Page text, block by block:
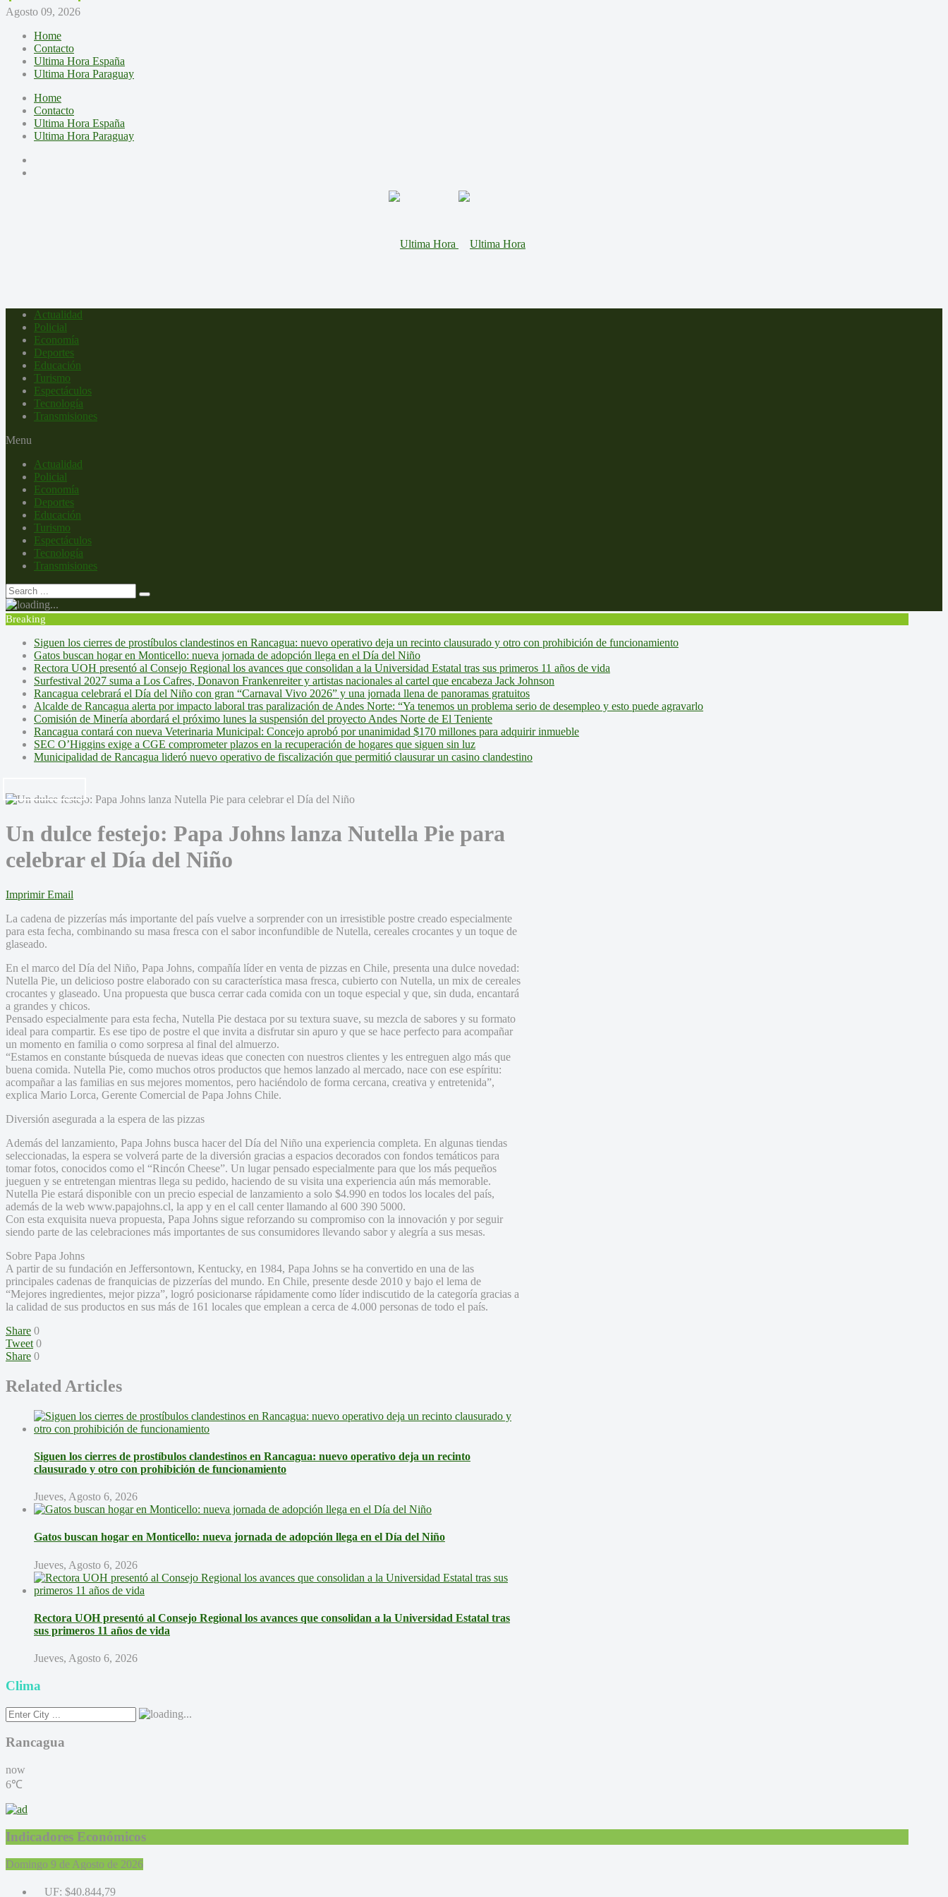
Agosto 09, 2026
Home
Contacto
Ultima Hora España
Ultima Hora Paraguay
Home
Contacto
Ultima Hora España
Ultima Hora Paraguay
Actualidad
Policial
Economía
Deportes
Educación
Turismo
Espectáculos
Tecnología
Transmisiones
Menu
Actualidad
Policial
Economía
Deportes
Educación
Turismo
Espectáculos
Tecnología
Transmisiones
Breaking
Siguen los cierres de prostíbulos clandestinos en Rancagua: nuevo operativo deja un recinto clausurado y otro con prohibición de funcionamiento
Gatos buscan hogar en Monticello: nueva jornada de adopción llega en el Día del Niño
Rectora UOH presentó al Consejo Regional los avances que consolidan a la Universidad Estatal tras sus primeros 11 años de vida
Surfestival 2027 suma a Los Cafres, Donavon Frankenreiter y artistas nacionales al cartel que encabeza Jack Johnson
Rancagua celebrará el Día del Niño con gran “Carnaval Vivo 2026” y una jornada llena de panoramas gratuitos
Alcalde de Rancagua alerta por impacto laboral tras paralización de Andes Norte: “Ya tenemos un problema serio de desempleo y esto puede agravarlo
Comisión de Minería abordará el próximo lunes la suspensión del proyecto Andes Norte de El Teniente
Rancagua contará con nueva Veterinaria Municipal: Concejo aprobó por unanimidad $170 millones para adquirir inmueble
SEC O’Higgins exige a CGE comprometer plazos en la recuperación de hogares que siguen sin luz
Municipalidad de Rancagua lideró nuevo operativo de fiscalización que permitió clausurar un casino clandestino
Un dulce festejo: Papa Johns lanza Nutella Pie para
celebrar el Día del Niño
Imprimir Email
La cadena de pizzerías más importante del país vuelve a sorprender con un irresistible postre creado especialmente
para esta fecha, combinando su masa fresca con el sabor inconfundible de Nutella, cereales crocantes y un toque de
glaseado.
En el marco del Día del Niño, Papa Johns, compañía líder en venta de pizzas en Chile, presenta una dulce novedad:
Nutella Pie, un delicioso postre elaborado con su característica masa fresca, cubierto con Nutella, un mix de cereales
crocantes y glaseado. Una propuesta que busca cerrar cada comida con un toque especial y que, sin duda, encantará
a grandes y chicos.
Pensado especialmente para esta fecha, Nutella Pie destaca por su textura suave, su mezcla de sabores y su formato
ideal para compartir. Es ese tipo de postre el que invita a disfrutar sin apuro y que se hace perfecto para acompañar
un momento en familia o como sorpresa al final del almuerzo.
“Estamos en constante búsqueda de nuevas ideas que conecten con nuestros clientes y les entreguen algo más que
buena comida. Nutella Pie, como muchos otros productos que hemos lanzado al mercado, nace con ese espíritu:
acompañar a las familias en sus mejores momentos, pero haciéndolo de forma cercana, creativa y entretenida”,
explica Mario Lorca, Gerente Comercial de Papa Johns Chile.
Diversión asegurada a la espera de las pizzas
Además del lanzamiento, Papa Johns busca hacer del Día del Niño una experiencia completa. En algunas tiendas
seleccionadas, la espera se volverá parte de la diversión gracias a espacios decorados con fondos temáticos para
tomar fotos, conocidos como el “Rincón Cheese”. Un lugar pensado especialmente para que los más pequeños
jueguen y se entretengan mientras llega su pedido, haciendo de su visita una experiencia aún más memorable.
Nutella Pie estará disponible con un precio especial de lanzamiento a solo $4.990 en todos los locales del país,
además de la web www.papajohns.cl, la app y en el call center llamando al 600 390 5000.
Con esta exquisita nueva propuesta, Papa Johns sigue reforzando su compromiso con la innovación y por seguir
siendo parte de las celebraciones más importantes de sus consumidores llevando sabor y alegría a sus mesas.
Sobre Papa Johns
A partir de su fundación en Jeffersontown, Kentucky, en 1984, Papa Johns se ha convertido en una de las
principales cadenas de franquicias de pizzerías del mundo. En Chile, presente desde 2010 y bajo el lema de
“Mejores ingredientes, mejor pizza”, logró posicionarse rápidamente como líder indiscutido de la categoría gracias a
la calidad de sus productos en sus más de 161 locales que emplean a cerca de 4.000 personas de todo el país.
Share 0
Tweet 0
Share 0
Related Articles
Siguen los cierres de prostíbulos clandestinos en Rancagua: nuevo operativo deja un recinto
clausurado y otro con prohibición de funcionamiento
Jueves, Agosto 6, 2026
Gatos buscan hogar en Monticello: nueva jornada de adopción llega en el Día del Niño
Jueves, Agosto 6, 2026
Rectora UOH presentó al Consejo Regional los avances que consolidan a la Universidad Estatal tras
sus primeros 11 años de vida
Jueves, Agosto 6, 2026
Clima
Rancagua
now
6℃
Indicadores Económicos
Domingo 9 de Agosto de 2026
UF: $40.844,79